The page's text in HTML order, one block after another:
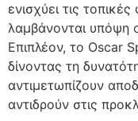
ενισχύει τις
λαμβάνονται υπόψη
Επιπλέον, το Oscar
δίνοντας τη
αντιμετωπίζουν
αντιδρούν στις